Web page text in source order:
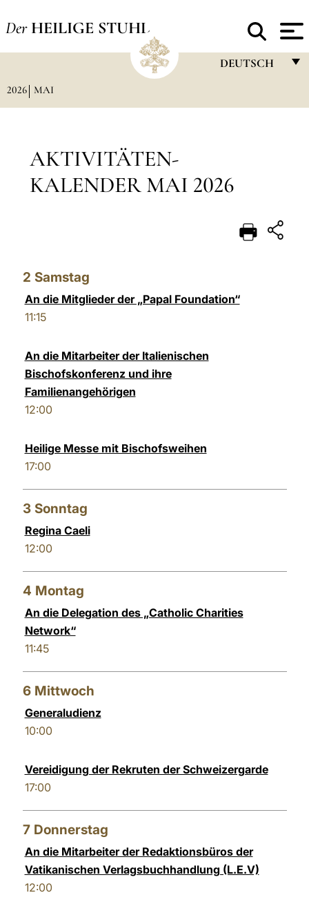
Der HEILIGE STUHL
DEUTSCH
DEUTSCH
中文
2026 MAI
AKTIVITÄTEN-
KALENDER MAI 2026
2 Samstag
An die Mitglieder der „Papal Foundation“
11:15
An die Mitarbeiter der Italienischen
Bischofskonferenz und ihre
Familienangehörigen
12:00
Heilige Messe mit Bischofsweihen
17:00
3 Sonntag
Regina Caeli
12:00
4 Montag
An die Delegation des „Catholic Charities
Network“
11:45
6 Mittwoch
Generaludienz
10:00
Vereidigung der Rekruten der Schweizergarde
17:00
7 Donnerstag
An die Mitarbeiter der Redaktionsbüros der
Vatikanischen Verlagsbuchhandlung (L.E.V)
12:00